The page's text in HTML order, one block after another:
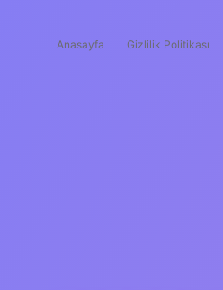
Anasayfa Gizlilik Politikası